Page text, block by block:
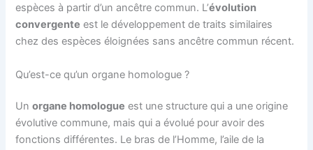
espèces à partir d’un ancêtre commun. L’évolution
convergente est le développement de traits similaires
chez des espèces éloignées sans ancêtre commun récent.
Qu’est-ce qu’un organe homologue ?
Unorgane homologue est une structure qui a une origine
évolutive commune, mais qui a évolué pour avoir des
fonctions différentes. Le bras de l’Homme, l’aile de la